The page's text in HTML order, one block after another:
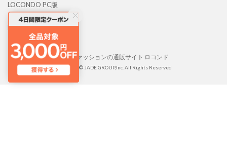
LOCONDO PC版
LOCONDO アプリ
靴とファッションの通販サイト ロコンド
Copyright © JADE GROUP,Inc. All Rights Reserved